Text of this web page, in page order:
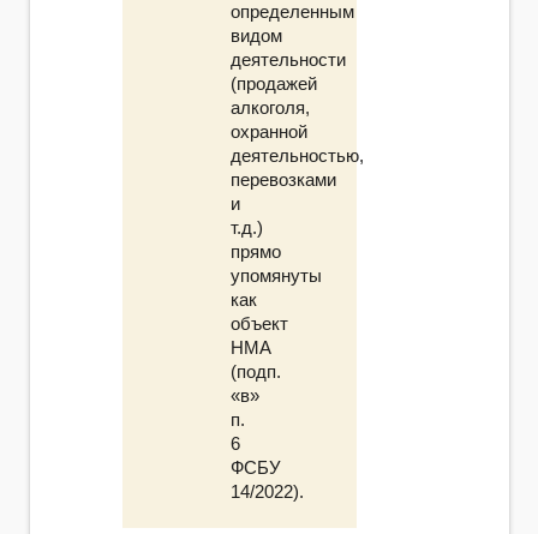
определенным
видом
деятельности
(продажей
алкоголя,
охранной
деятельностью,
перевозками
и
т.д.)
прямо
упомянуты
как
объект
НМА
(подп.
«в»
п.
6
ФСБУ
14/2022).